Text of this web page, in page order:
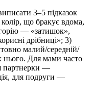
3–5 підказок
що бракує вдома,
— «затишок»,
дрібниці»; 3)
малий/середній/
нього. Для мами часто
партнерки —
для подруги —